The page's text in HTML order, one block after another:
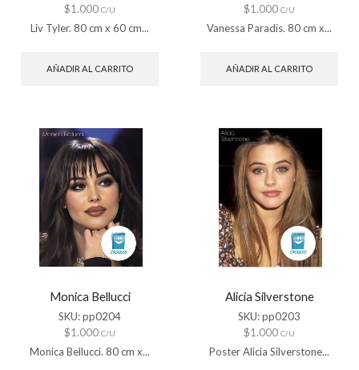
$1.000 C/U
Liv Tyler. 80 cm x 60 cm...
AÑADIR AL CARRITO
$1.000 C/U
Vanessa Paradis. 80 cm x...
AÑADIR AL CARRITO
Monica Bellucci
SKU:pp0204
$1.000 C/U
Monica Bellucci. 80 cm x...
Alicia Silverstone
SKU:pp0203
$1.000 C/U
Poster Alicia Silverstone...